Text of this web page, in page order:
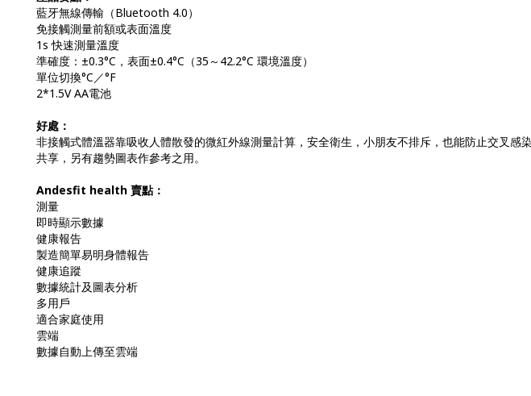
藍牙無線傳輸（Bluetooth 4.0）
免接觸測量前額或表面溫度
1s 快速測量溫度
準確度：±0.3°C，表面±0.4°C（35～42.2°C 環境溫度）
單位切換°C／°F
2*1.5V AA電池
好處：
非接觸式體溫器靠吸收人體散發的微紅外線測量計算，安全衛生，小朋友不排斥，也能防止交叉
共享，另有趨勢圖表作參考之用。
Andesfit health 賣點：
測量
即時顯示數據
健康報告
製造簡單易明身體報告
健康追蹤
數據統計及圖表分析
多用戶
適合家庭使用
雲端
數據自動上傳至雲端